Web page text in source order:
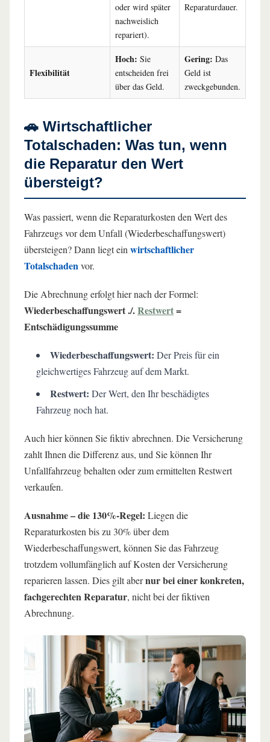
oder wird später
nachweislich
repariert).
Reparaturdauer.
Flexibilität
Hoch: Sie
entscheiden frei
über das Geld.
Gering: Das
Geld ist
zweckgebunden.
🚗 Wirtschaftlicher
Totalschaden: Was tun, wenn
die Reparatur den Wert
übersteigt?
Was passiert, wenn die Reparaturkosten den Wert des
Fahrzeugs vor dem Unfall (Wiederbeschaffungswert)
übersteigen? Dann liegt ein wirtschaftlicher
Totalschadenvor.
Die Abrechnung erfolgt hier nach der Formel:
Wiederbeschaffungswert ./.Restwert=
Entschädigungssumme
Wiederbeschaffungswert: Der Preis für ein
gleichwertiges Fahrzeug auf dem Markt.
Restwert: Der Wert, den Ihr beschädigtes
Fahrzeug noch hat.
Auch hier können Sie fiktiv abrechnen. Die Versicherung
zahlt Ihnen die Differenz aus, und Sie können Ihr
Unfallfahrzeug behalten oder zum ermittelten Restwert
verkaufen.
Ausnahme – die 130%-Regel: Liegen die
Reparaturkosten bis zu 30% über dem
Wiederbeschaffungswert, können Sie das Fahrzeug
trotzdem vollumfänglich auf Kosten der Versicherung
reparieren lassen. Dies gilt abernur bei einer konkreten,
fachgerechten Reparatur, nicht bei der fiktiven
Abrechnung.